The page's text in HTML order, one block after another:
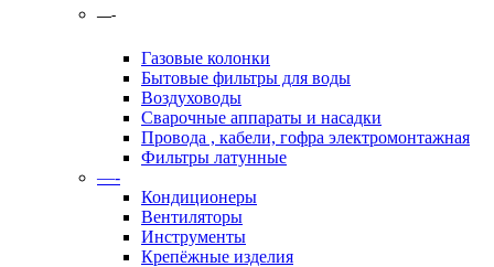
—-
Газовые колонки
Бытовые фильтры для воды
Воздуховоды
Сварочные аппараты и насадки
Провода , кабели, гофра электромонтажная
Фильтры латунные
—-
Кондиционеры
Вентиляторы
Инструменты
Крепёжные изделия